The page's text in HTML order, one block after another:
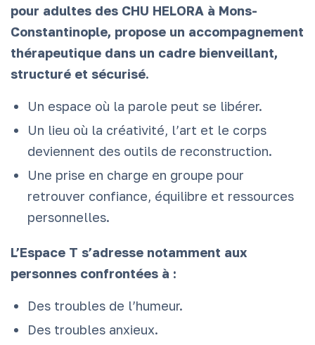
pour adultes des CHU HELORA à Mons-
Constantinople, propose un accompagnement
thérapeutique dans un cadre bienveillant,
structuré et sécurisé.
Un espace où la parole peut se libérer.
Un lieu où la créativité, l’art et le corps
deviennent des outils de reconstruction.
Une prise en charge en groupe pour
retrouver confiance, équilibre et ressources
personnelles.
L’Espace T s’adresse notamment aux
personnes confrontées à :
Des troubles de l’humeur.
Des troubles anxieux.